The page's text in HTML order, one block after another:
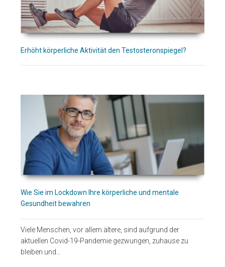
Erhöht körperliche Aktivität den Testosteronspiegel?
Wie Sie im Lockdown Ihre körperliche und mentale
Gesundheit bewahren
Viele Menschen, vor allem ältere, sind aufgrund der
aktuellen Covid-19-Pandemie gezwungen, zuhause zu
bleiben und…